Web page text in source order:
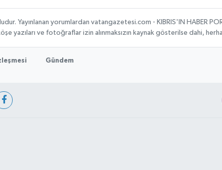
Yayınlanan yorumlardan vatangazetesi.com - KIBRIS'IN HABER
yazıları ve fotoğraflar izin alınmaksızın kaynak gösterilse dahi,
Gündem